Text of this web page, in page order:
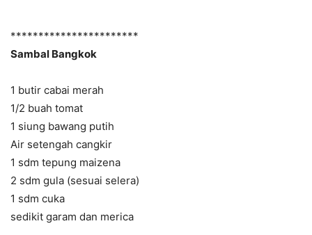
***********************
Sambal Bangkok
1 butir cabai merah
1/2 buah tomat
1 siung bawang putih
Air setengah cangkir
1 sdm tepung maizena
2 sdm gula (sesuai selera)
1 sdm cuka
sedikit garam dan merica